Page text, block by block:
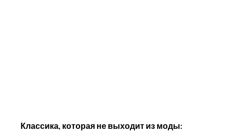
Классика, которая не выходит из моды: